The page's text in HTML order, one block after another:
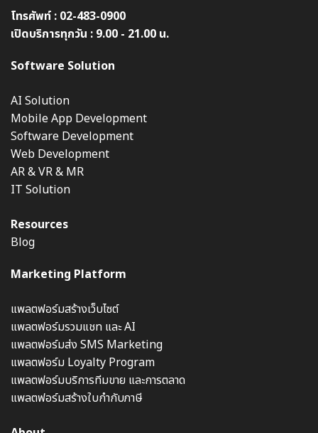
โทรศัพท์ : 02-483-0900
เปิดบริการทุกวัน : 9.00 - 21.00 น.
Software Solution
AI Solution
Mobile App Development
Software Development
Web Development
AR & VR & MR
IT Solution
Resources
Blog
Marketing Platform
แพลตฟอร์มสร้างเว็บไซต์
แพลตฟอร์มรวมแชท และ AI
แพลตฟอร์มส่ง SMS Marketing
แพลตฟอร์ม Loyalty Program
แพลตฟอร์มบริการทีมขาย และการตลาด
แพลตฟอร์มสร้างใบกำกับภาษี